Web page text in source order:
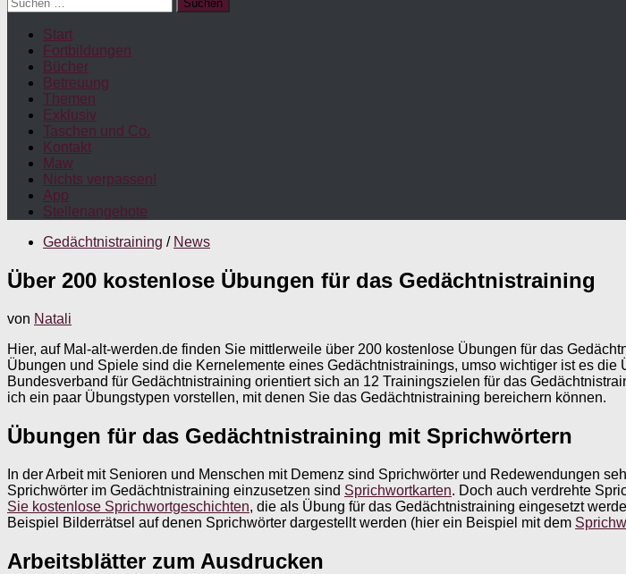
nach:
Start
Fortbildungen
Bücher
Betreuung
Themen
Exklusiv
Taschen und Co.
Kontakt
Maw
Nichts verpassen!
App
Stellenangebote
Gedächtnistraining / News
Über 200 kostenlose Übungen für das Gedächtnistraining
von Natali
Hier, auf Mal-alt-werden.de finden Sie mittlerweile über 200 kostenlose Übungen für das
Übungen und Spiele sind die Kernelemente eines Gedächtnistrainings, umso wichtiger ist es
Bundesverband für Gedächtnistraining orientiert sich an 12 Trainingszielen für das
ich ein paar Übungstypen vorstellen, mit denen Sie das Gedächtnistraining bereichern können.
Übungen für das Gedächtnistraining mit Sprichwörtern
In der Arbeit mit Senioren und Menschen mit Demenz sind Sprichwörter und Redewendungen
Sprichwörter im Gedächtnistraining einzusetzen sind Sprichwortkarten. Doch auch verdrehte
Sie kostenlose Sprichwortgeschichten, die als Übung für das Gedächtnistraining eingesetzt
Beispiel Bilderrätsel auf denen Sprichwörter dargestellt werden (hier ein Beispiel mit dem
Arbeitsblätter zum Ausdrucken